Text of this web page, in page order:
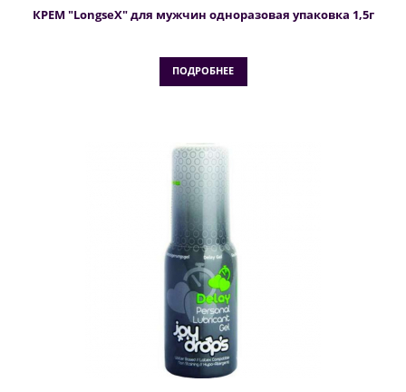
КРЕМ "LongseX" для мужчин одноразовая упаковка 1,5г
ПОДРОБНЕЕ